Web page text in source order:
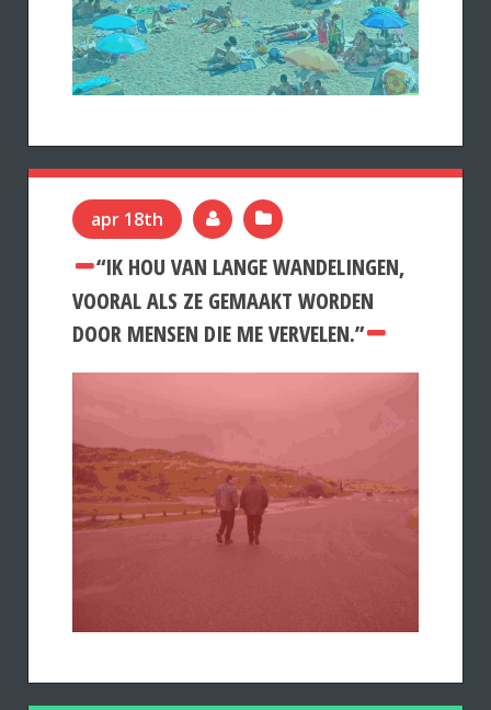
apr 18th
“IK HOU VAN LANGE WANDELINGEN,
VOORAL ALS ZE GEMAAKT WORDEN
DOOR MENSEN DIE ME VERVELEN.”